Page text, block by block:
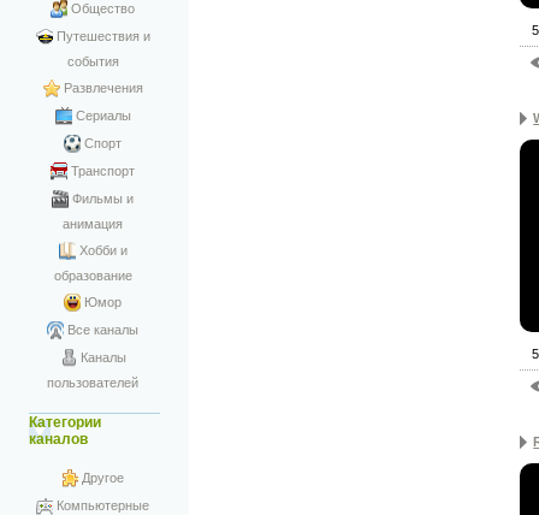
Общество
Путешествия и
события
Развлечения
Сериалы
Спорт
Транспорт
Фильмы и
анимация
Хобби и
образование
Юмор
Все каналы
Каналы
пользователей
Категории
каналов
Другое
Компьютерные